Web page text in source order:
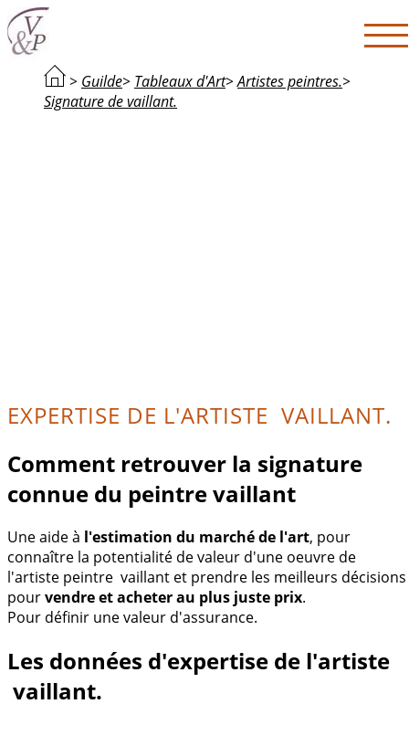
> Guilde> Tableaux d'Art>Artistes peintres.>
Signature de vaillant.
EXPERTISE DE L'ARTISTE VAILLANT.
Comment retrouver la signature
connue du peintre vaillant
Une aide à l'estimation du marché de l'art, pour
connaître la potentialité de valeur d'une oeuvre de
l'artiste peintre vaillant et prendre les meilleurs décisions
pourvendre et acheter au plus juste prix.
Pour définir une valeur d'assurance.
Les données d'expertise de l'artiste
vaillant.